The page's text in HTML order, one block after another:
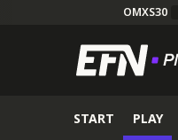
OMXS30
START PLAY